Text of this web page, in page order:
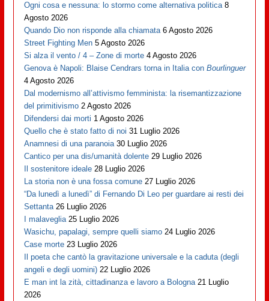
Ogni cosa e nessuna: lo stormo come alternativa politica 8
Agosto 2026
Quando Dio non risponde alla chiamata 6 Agosto 2026
Street Fighting Men 5 Agosto 2026
Si alza il vento / 4 – Zone di morte 4 Agosto 2026
Genova è Napoli: Blaise Cendrars torna in Italia conBourlinguer
4 Agosto 2026
Dal modernismo all’attivismo femminista: la risemantizzazione
del primitivismo 2 Agosto 2026
Difendersi dai morti 1 Agosto 2026
Quello che è stato fatto di noi 31 Luglio 2026
Anamnesi di una paranoia 30 Luglio 2026
Cantico per una dis/umanità dolente 29 Luglio 2026
Il sostenitore ideale 28 Luglio 2026
La storia non è una fossa comune 27 Luglio 2026
“Da lunedì a lunedì” di Fernando Di Leo per guardare ai resti dei
Settanta 26 Luglio 2026
I malaveglia 25 Luglio 2026
Wasichu, papalagi, sempre quelli siamo 24 Luglio 2026
Case morte 23 Luglio 2026
Il poeta che cantò la gravitazione universale e la caduta (degli
angeli e degli uomini) 22 Luglio 2026
E man int la zità, cittadinanza e lavoro a Bologna 21 Luglio
2026